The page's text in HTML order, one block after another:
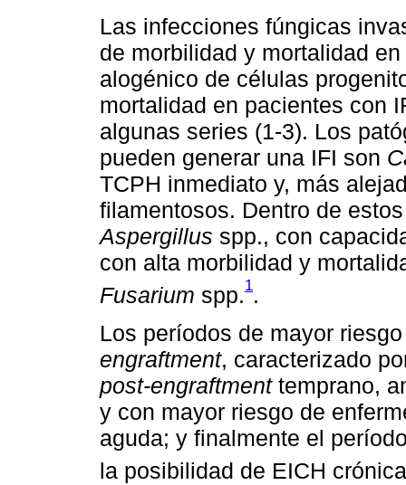
Las infecciones fúngicas
de morbilidad y mortalidad
alogénico de células
mortalidad en pacientes con
algunas series (1-3). Los
pueden generar una IFI son
TCPH inmediato y, más
filamentosos. Dentro de
Aspergillus spp., con
con alta morbilidad y
Fusarium spp.1.
Los períodos de mayor
engraftment, caracterizado
post-engraftmenttemprano,
y con mayor riesgo de
aguda; y finalmente el
la posibilidad de EICH crónica